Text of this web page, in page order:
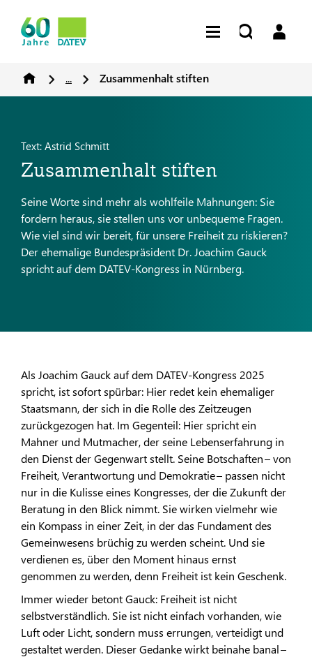
... Zusammenhalt stiften
Text: Astrid Schmitt
Zusammenhalt stiften
Seine Worte sind mehr als wohlfeile Mahnungen: Sie
fordern heraus, sie stellen uns vor unbequeme Fragen.
Wie viel sind wir bereit, für unsere Freiheit zu riskieren?
Der ehemalige Bundespräsident Dr. Joachim Gauck
spricht auf dem DATEV-Kongress in Nürnberg.
Als Joachim Gauck auf dem DATEV-Kongress 2025
spricht, ist sofort spürbar: Hier redet kein ehemaliger
Staatsmann, der sich in die Rolle des Zeitzeugen
zurückgezogen hat. Im Gegenteil: Hier spricht ein
Mahner und Mutmacher, der seine Lebenserfahrung in
den Dienst der Gegenwart stellt. Seine Botschaften – von
Freiheit, Verantwortung und Demokratie – passen nicht
nur in die Kulisse eines Kongresses, der die Zukunft der
Beratung in den Blick nimmt. Sie wirken vielmehr wie
ein Kompass in einer Zeit, in der das Fundament des
Gemeinwesens brüchig zu werden scheint. Und sie
verdienen es, über den Moment hinaus ernst
genommen zu werden, denn Freiheit ist kein Geschenk.
Immer wieder betont Gauck: Freiheit ist nicht
selbstverständlich. Sie ist nicht einfach vorhanden, wie
Luft oder Licht, sondern muss errungen, verteidigt und
gestaltet werden. Dieser Gedanke wirkt beinahe banal –